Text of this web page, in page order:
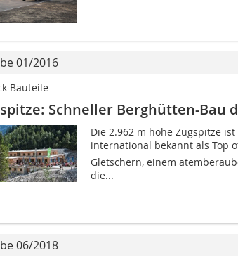
01/2016
Bauteile
Schneller Berghütten-Bau
Die 2.962 m hohe Zugspitze
international bekannt als Top
Gletschern, einem
die...
06/2018